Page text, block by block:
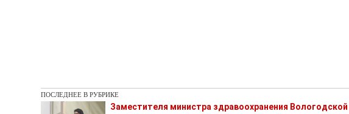
ПОСЛЕДНЕЕ В РУБРИКЕ
Заместителя министра здравоохранения